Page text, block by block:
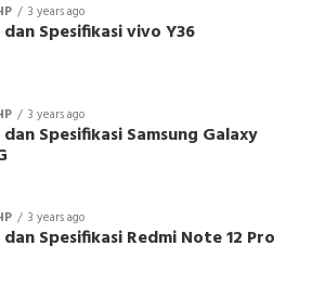
3 years ago
Spesifikasi vivo Y36
3 years ago
Spesifikasi Samsung Galaxy
3 years ago
Spesifikasi Redmi Note 12 Pro